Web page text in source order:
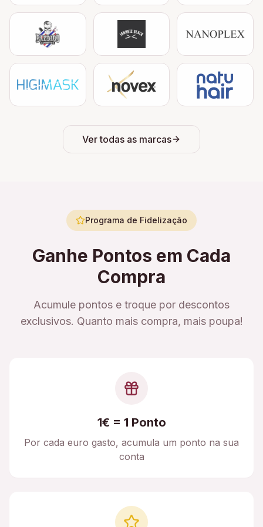
Ver todas as marcas
Programa de Fidelização
Ganhe Pontos em Cada
Compra
Acumule pontos e troque por descontos
exclusivos. Quanto mais compra, mais poupa!
1€ = 1 Ponto
Por cada euro gasto, acumula um ponto na sua
conta